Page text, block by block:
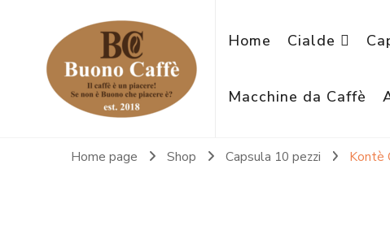
Home Cialde
Macchine da Caffè
Home page Shop Capsula 10 pezzi Kontè